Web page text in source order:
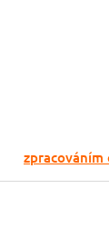
zpracováním